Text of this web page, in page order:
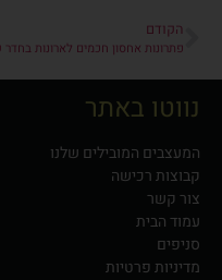
הקודם
נווטו באתר
המעצבים המובילים שלנו
קבוצות רכישה
צור קשר
עמוד הבית
סניפים
מדיניות פרטיות